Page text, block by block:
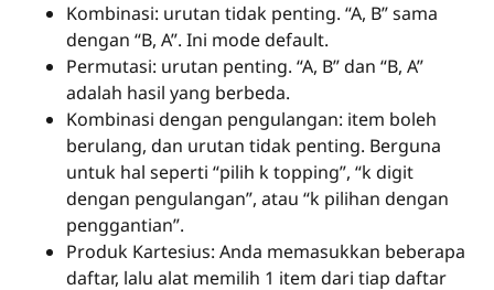
Kombinasi: urutan tidak penting. “A, B” sama
dengan “B, A”. Ini mode default.
Permutasi: urutan penting. “A, B” dan “B, A”
adalah hasil yang berbeda.
Kombinasi dengan pengulangan: item boleh
berulang, dan urutan tidak penting. Berguna
untuk hal seperti “pilih k topping”, “k digit
dengan pengulangan”, atau “k pilihan dengan
penggantian”.
Produk Kartesius: Anda memasukkan beberapa
daftar, lalu alat memilih 1 item dari tiap daftar